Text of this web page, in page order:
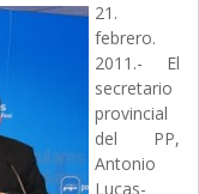
21.
febrero.
2011.- El
secretario
provincial
del PP,
Antonio
Lucas-